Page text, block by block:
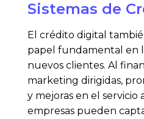
Sistemas de
El crédito digital
papel fundamental en
nuevos clientes. Al
marketing dirigidas,
y mejoras en el servicio
empresas pueden